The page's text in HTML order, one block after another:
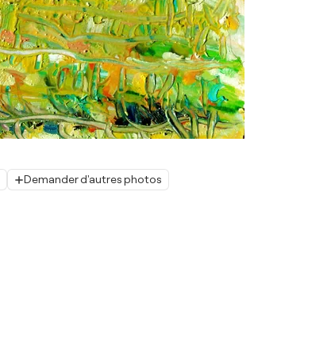
Demander d'autres photos